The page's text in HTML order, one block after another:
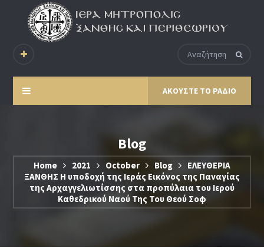
ΑΚΟΥΣΤΕ ΤΟ ΡΑΔΙΟ
Blog
Home 2021 October Blog
ΕΛΕΥΘΕΡΙΑ
ΞΑΝΘΗΣ Η υποδοχή της Ιεράς Εικόνος της Παναγίας
της Αρχαγγελιωτίσσης στα προπύλαια του Ιερού
Καθεδρικού Ναού Της Του Θεού Σοφ